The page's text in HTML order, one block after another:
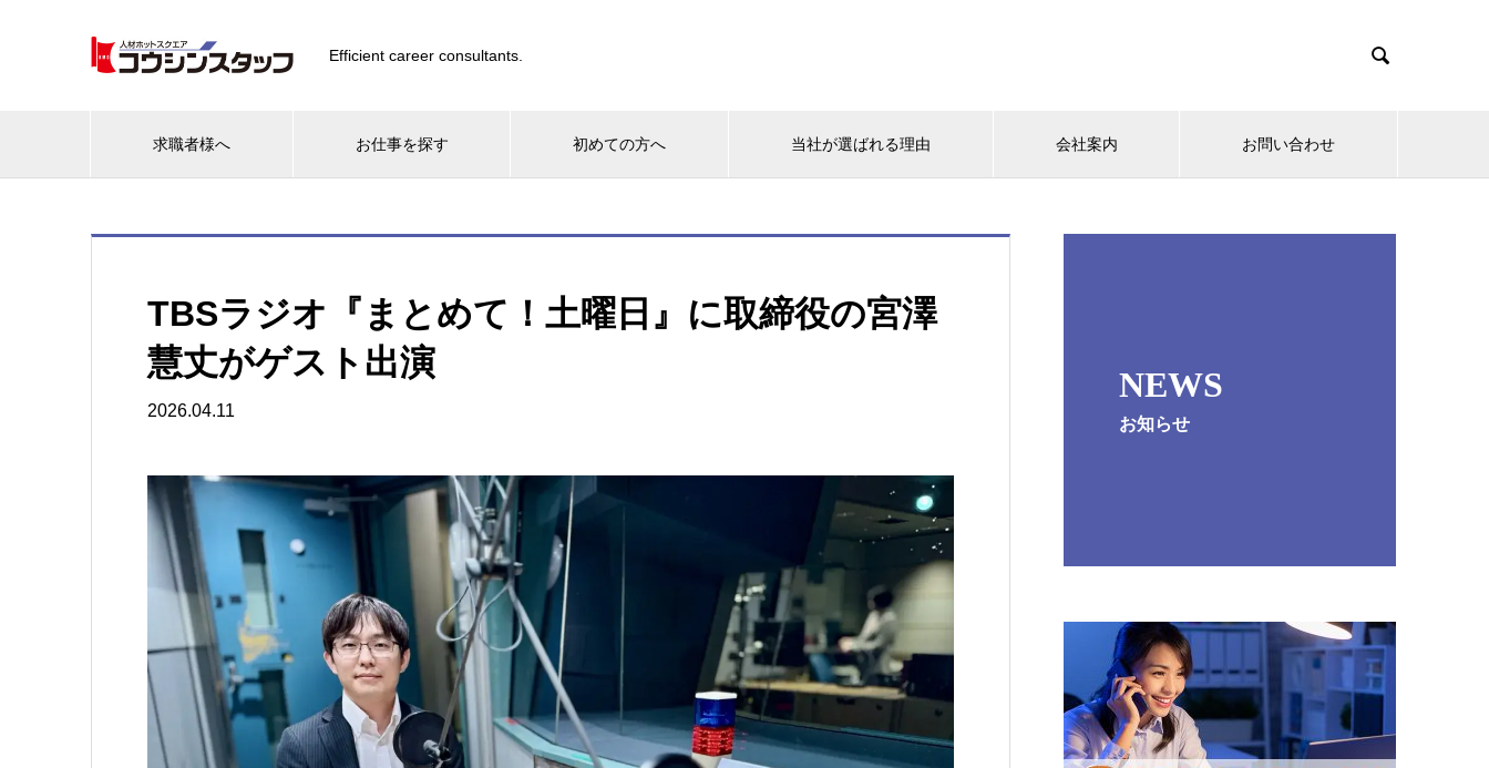
Efficient career consultants. 
求職者様へ お仕事を探す 初めての方へ 当社が選ばれる理由 会社案内 お問い合わせ
NEWS
お知らせ
TBSラジオ『まとめて！土曜日』に取締役の宮澤
慧丈がゲスト出演
2026.04.11